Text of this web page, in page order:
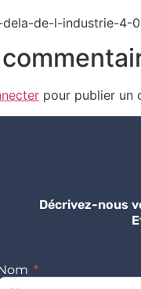
de-l-industrie-4-
pour publier un
Décrivez-nous